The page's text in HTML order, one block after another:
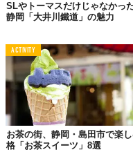
茶室「陶翠庵（とうすいあ
家によって作られた茶碗で
子供か
「
SLやトーマスだけじゃなかった
静岡「大井川鐵道」の魅力
ACTIVITY
お茶の街、静岡・島田市で楽
格「お茶スイーツ」8選